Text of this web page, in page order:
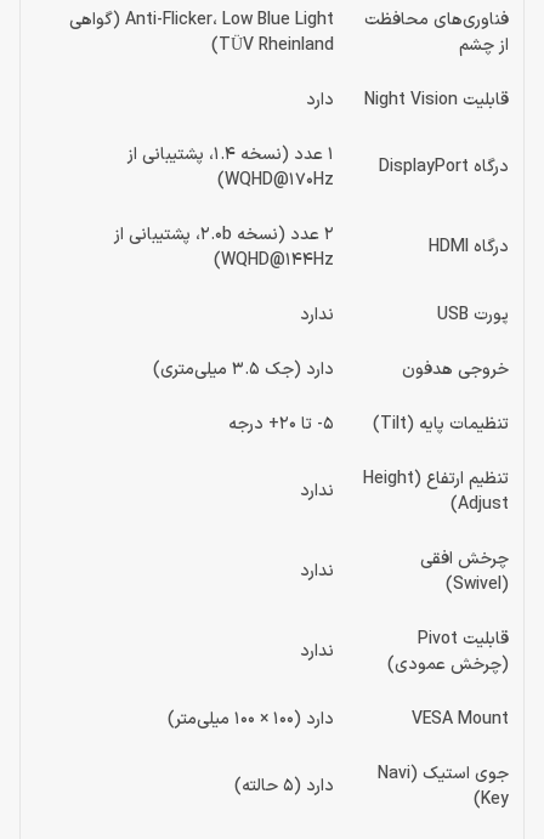
فناوری‌های محافظت
از چشم
Anti-Flicker، Low Blue Light (گواهی
TÜV Rheinland)
قابلیت Night Vision دارد
درگاه DisplayPort
1 عدد (نسخه 1.4، پشتیبانی از
WQHD@170Hz)
درگاه HDMI
2 عدد (نسخه 2.0b، پشتیبانی از
WQHD@144Hz)
پورت USB ندارد
خروجی هدفون دارد (جک 3.5 میلی‌متری)
تنظیمات پایه (Tilt) 5- تا 20+ درجه
تنظیم ارتفاع (Height
Adjust)
ندارد
چرخش افقی
(Swivel)
ندارد
قابلیت Pivot
(چرخش عمودی)
ندارد
VESA Mount دارد (100 × 100 میلی‌متر)
جوی استیک (Navi
Key)
دارد (5 حالته)